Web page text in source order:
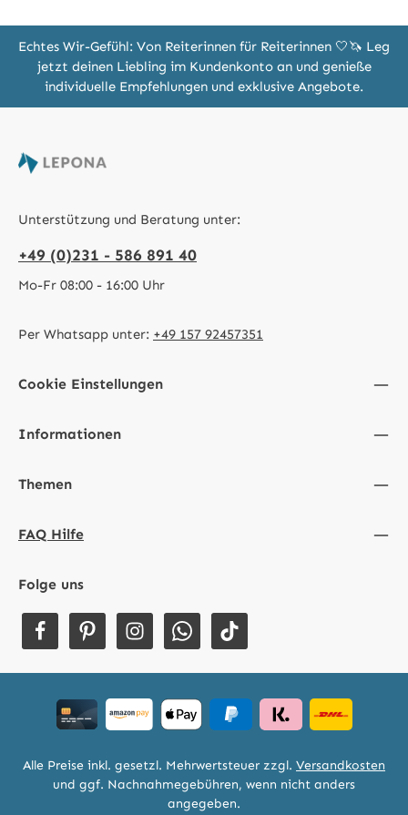
Echtes Wir-Gefühl: Von Reiterinnen für Reiterinnen 🤍🦄 Leg
jetzt deinen Liebling im Kundenkonto an und genieße
individuelle Empfehlungen und exklusive Angebote.
Unterstützung und Beratung unter:
+49 (0)231 - 586 891 40
Mo-Fr 08:00 - 16:00 Uhr
Per Whatsapp unter: +49 157 92457351
Cookie Einstellungen
Informationen
Themen
FAQ Hilfe
Folge uns
Alle Preise inkl. gesetzl. Mehrwertsteuer zzgl. Versandkosten
und ggf. Nachnahmegebühren, wenn nicht anders
angegeben.